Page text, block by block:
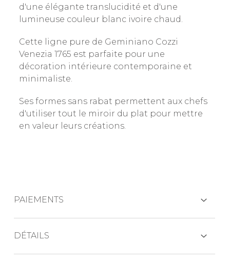
d'une élégante translucidité et d'une
lumineuse couleur blanc ivoire chaud.
Cette ligne pure de Geminiano Cozzi
Venezia 1765 est parfaite pour une
décoration intérieure contemporaine et
minimaliste.
Ses formes sans rabat permettent aux chefs
d'utiliser tout le miroir du plat pour mettre
en valeur leurs créations.
PAIEMENTS
DÉTAILS